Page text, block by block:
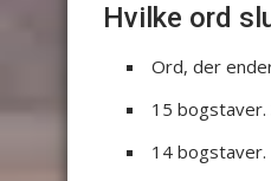
Hvilke ord
Ord, der
15 bogstaver.
14 bogstaver.